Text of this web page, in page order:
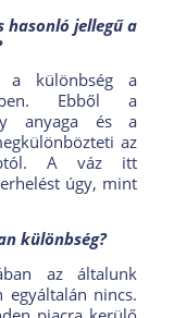
hasonló jellegű a
a különbség a
Ebből a
anyaga és a
az
A váz itt
úgy, mint
különbség?
az általunk
egyáltalán nincs.